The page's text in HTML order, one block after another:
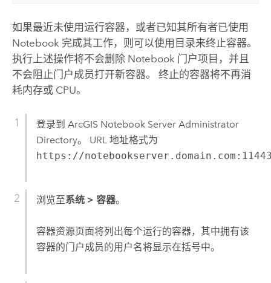
如果最近未使用运行容器，或者已知其所有者已使用
Notebook 完成其工作，则可以使用目录来终止容器。
执行上述操作将不会删除 Notebook 门户项目，并且
不会阻止门户成员打开新容器。 终止的容器将不再消
耗内存或 CPU。
登录到 ArcGIS Notebook ServerAdministrator
Directory。 URL 地址格式为
https://
浏览至系统 > 容器。
容器资源页面将列出每个运行的容器，其中拥有该
容器的门户成员的用户名将显示在括号中。